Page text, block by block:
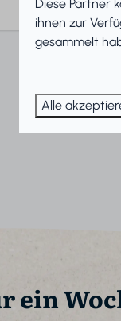
ein
Diese Partner
ihnen zur
gesammelt
Alle